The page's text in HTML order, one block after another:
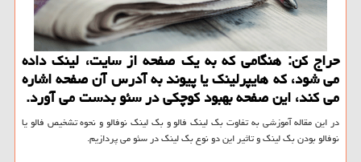
حراج كن: هنگامی كه به یك صفحه از سایت، لینك داده
می شود، كه هایپرلینك یا پیوند به آدرس آن صفحه اشاره
می كند، این صفحه بهبود كوچكی در سئو بدست می آورد.
در این مقاله آموزشی به تفاوت بک لینک فالو و بک لینک نوفالو و نحوه تشخیص فالو یا
نوفالو بودن بک لینک و تاثیر این دو نوع بک لینک در سئو می پردازیم.